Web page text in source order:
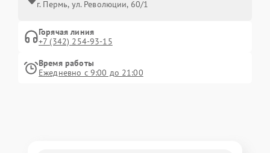
г. Пермь, ул. ​Революции, 60/1
Горячая линия
+7 (342) 254-93-15
Время работы
Ежедневно с 9:00 до 21:00